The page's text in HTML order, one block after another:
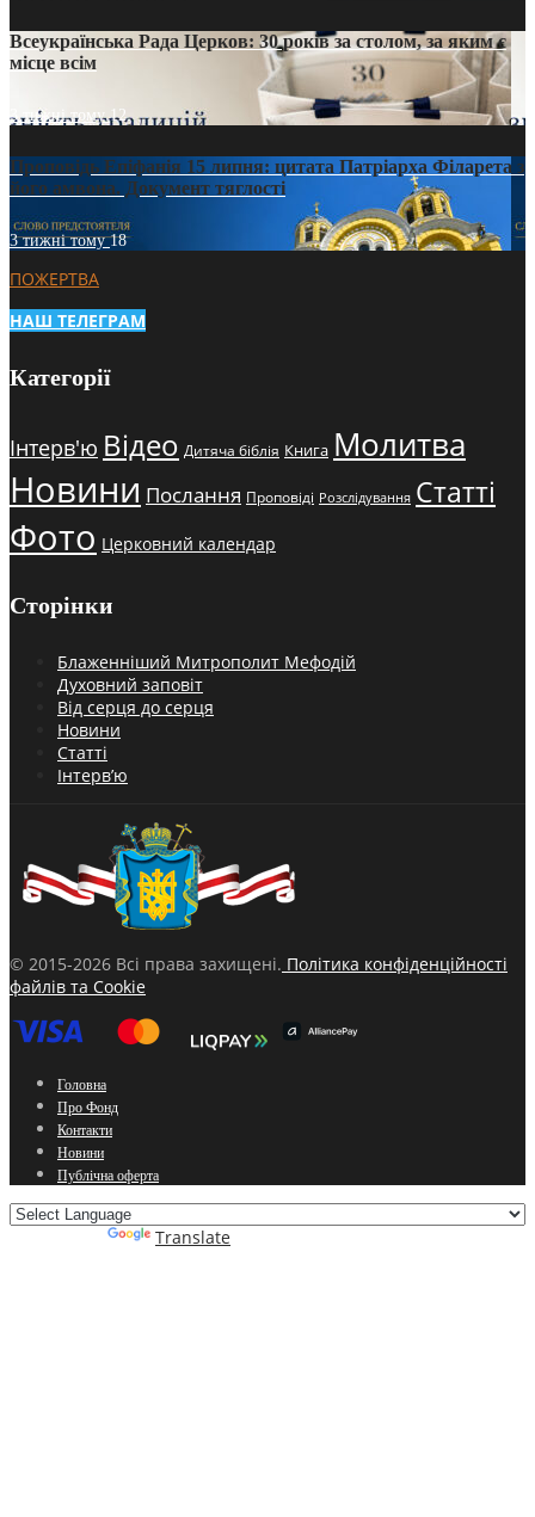
Всеукраїнська Рада Церков: 30 років за столом, за яким є
місце всім
3 тижні тому12
Проповідь Епіфанія 15 липня: цитата Патріарха Філарета з
його амвона. Документ тяглості
3 тижні тому18
ПОЖЕРТВА
НАШ ТЕЛЕГРАМ
Категорії
Інтерв'ю Відео Дитяча біблія Книга Молитва
Новини Послання Проповіді Розслідування Статті
Фото Церковний календар
Сторінки
Блаженніший Митрополит Мефодій
Духовний заповіт
Від серця до серця
Новини
Статті
Інтерв’ю
© 2015-2026 Всі права захищені. Політика конфіденційності
файлів та Cookie
Головна
Про Фонд
Контакти
Новини
Публічна оферта
Translate